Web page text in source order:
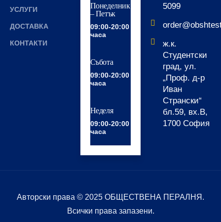
УСЛУГИ
ДОСТАВКА
КОНТАКТИ
Понеделник
– Петък
09:00-20:00
часа
Събота
09:00-20:00
часа
Неделя
09:00-20:00
часа
5099
ж.к.
Студентски
град, ул.
„Проф. д-р
Иван
Странски“
бл.59, вх.В,
1700 София
Авторски права © 2025 ОБЩЕСТВЕНА ПЕРАЛНЯ.
Всички права запазени.